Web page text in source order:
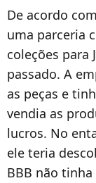
De acordo
uma parceria
coleções para
passado. A
as peças e
vendia as
lucros. No
ele teria
BBB não